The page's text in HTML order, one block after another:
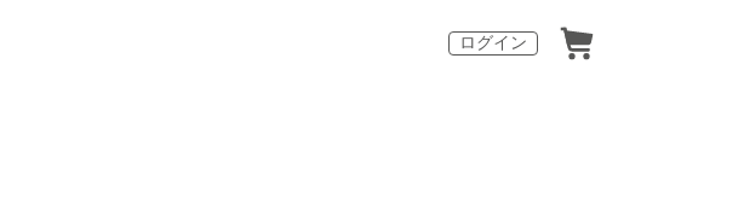
ログイン